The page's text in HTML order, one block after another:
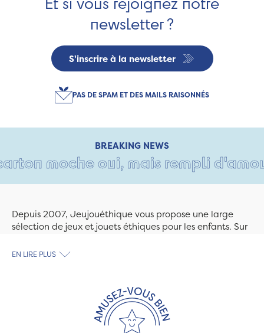
newsletter ?
S'inscrire à la newsletter
PAS DE SPAM ET DES MAILS RAISONNÉS
BREAKING NEWS
moche oui, mais rempli
Depuis 2007, Jeujouéthique vous propose une large
sélection de jeux et jouets éthiques pour les enfants. Sur
découvrez le plus grand choix de jouets en bois
les jeux et jouets en bois de qualité et engagés dans le
développement durable. Ils nous fabriquent des jouets
pour les jeunes enfants, des jeux d'éveil, des jeux de
société, des jouets d'imitation, des jeux de plein air, ... et
EN LIRE PLUS